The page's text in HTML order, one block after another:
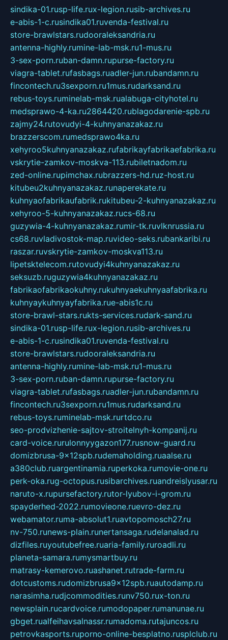
sindika-01.rusp-life.rux-legion.rusib-archives.ru
e-abis-1-c.rusindika01.ruvenda-festival.ru
store-brawlstars.rudooraleksandria.ru
antenna-highly.rumine-lab-msk.ru1-mus.ru
3-sex-porn.ruban-damn.rupurse-factory.ru
viagra-tablet.rufasbags.ruadler-jun.rubandamn.ru
fincontech.ru3sexporn.ru1mus.rudarksand.ru
rebus-toys.ruminelab-msk.rualabuga-cityhotel.ru
medsprawo-4-ka.ru2864420.rublagodarenie-spb.ru
zajmy24.rutovudyi-4-kuhnyanazakaz.ru
brazzerscom.rumedsprawo4ka.ru
xehyroo5kuhnyanazakaz.rufabrikayfabrikaefabrika.ru
vskrytie-zamkov-moskva-113.rubiletnadom.ru
zed-online.rupimchax.rubrazzers-hd.ruz-host.ru
kitubeu2kuhnyanazakaz.runaperekate.ru
kuhnyaofabrikaufabrik.rukitubeu-2-kuhnyanazakaz.ru
xehyroo-5-kuhnyanazakaz.rucs-68.ru
guzywia-4-kuhnyanazakaz.rumir-tk.ruvlknrussia.ru
cs68.ruvladivostok-map.ruvideo-seks.rubankaribi.ru
raszar.ruvskrytie-zamkov-moskva113.ru
lipetsktelecom.rutovudyi4kuhnyanazakaz.ru
seksuzb.ruguzywia4kuhnyanazakaz.ru
fabrikaofabrikaokuhny.rukuhnyaekuhnyaafabrika.ru
kuhnyaykuhnyayfabrika.rue-abis1c.ru
store-brawl-stars.rukts-services.rudark-sand.ru
sindika-01.rusp-life.rux-legion.rusib-archives.ru
e-abis-1-c.rusindika01.ruvenda-festival.ru
store-brawlstars.rudooraleksandria.ru
antenna-highly.rumine-lab-msk.ru1-mus.ru
3-sex-porn.ruban-damn.rupurse-factory.ru
viagra-tablet.rufasbags.ruadler-jun.rubandamn.ru
fincontech.ru3sexporn.ru1mus.rudarksand.ru
rebus-toys.ruminelab-msk.rurtdco.ru
seo-prodvizhenie-sajtov-stroitelnyh-kompanij.ru
card-voice.rurulonnyygazon177.rusnow-guard.ru
domizbrusa-9x12spb.rudemaholding.ruaalse.ru
a380club.ruargentinamia.ruperkoka.rumovie-one.ru
perk-oka.rug-octopus.rusibarchives.ruandreislyusar.ru
naruto-x.rupursefactory.rutor-lyubov-i-grom.ru
spayderhed-2022.rumovieone.ruevro-dez.ru
webamator.ruma-absolut1.ruavtopomosch27.ru
nv-750.runews-plain.runertansaga.rudelanalad.ru
dizfiles.ruyoutubefree.ruaria-family.ruroadli.ru
planeta-samara.rumysmartbuy.ru
matrasy-kemerovo.ruashanet.rutrade-farm.ru
dotcustoms.rudomizbrusa9x12spb.ruautodamp.ru
narasimha.rudjcommodities.runv750.rux-ton.ru
newsplain.rucardvoice.rumodopaper.rumanunae.ru
gbget.rualfeihavsalnassr.rumadoma.rutajuncos.ru
petrovkasports.ruporno-online-besplatno.rusplclub.ru